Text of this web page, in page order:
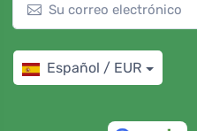
Español / EUR